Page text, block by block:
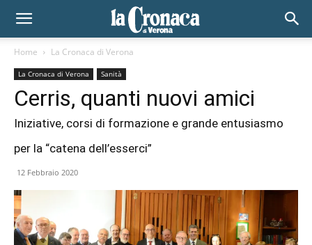
Home La Cronaca di Verona
La Cronaca di Verona Sanità
Cerris, quanti nuovi amici
Iniziative, corsi di formazione e grande entusiasmo
per la “catena dell’esserci”
12 Febbraio 2020